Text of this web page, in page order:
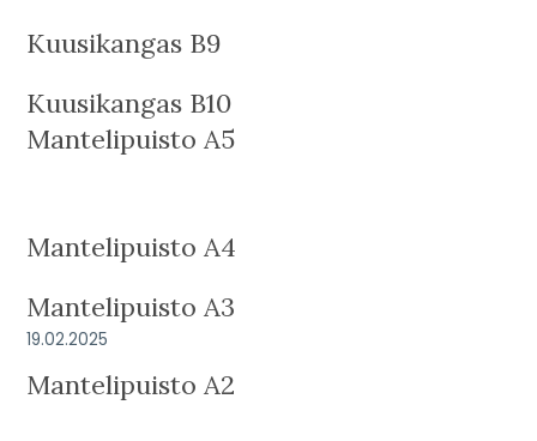
Kuusikangas B9
Kuusikangas B10
Mantelipuisto A5
Mantelipuisto A4
Mantelipuisto A3
19.02.2025
Mantelipuisto A2